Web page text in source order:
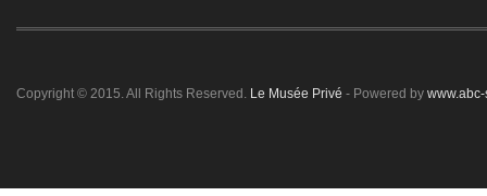
Copyright © 2015. All Rights Reserved. Le Musée Privé - Powered by